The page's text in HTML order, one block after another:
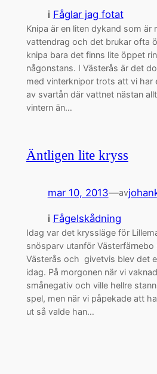
i Fåglar jag fotat
Knipa är en liten dykand som är
vattendrag och det brukar ofta
knipa bara det finns lite öppet
någonstans. I Västerås är det
med vinterknipor trots att vi har
av svartån där vattnet nästan
vintern än…
Äntligen lite kryss
mar 10, 2013—av
i Fågelskådning
Idag var det kryssläge för
snösparv utanför Västerfärnebo
Västerås och givetvis blev det
idag. På morgonen när vi
smånegativ och ville hellre
spel, men när vi påpekade att
ut så valde han…